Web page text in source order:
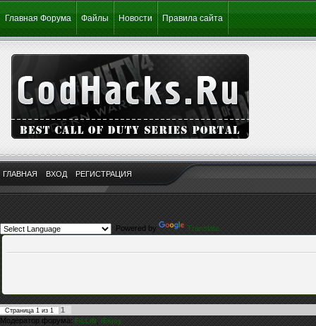
Главная Форума Файлы Новости Правила сайта
ГЛАВНАЯ ВХОД РЕГИСТРАЦИЯ
Powered by Translate
Страница 1 из 1
1
Модератор форума: FiLLiN,iEnjoy